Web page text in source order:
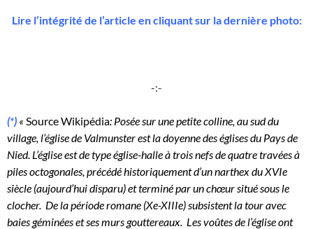
Lire l’intégrité de l’article en cliquant sur la dernière photo:
-:-
(*) « Source Wikipédia: Posée sur une petite colline, au sud du
village, l’église de Valmunster est la doyenne des églises du Pays de
Nied. L’église est de type église-halle à trois nefs de quatre travées à
piles octogonales, précédé historiquement d’un narthex du XVIe
siècle (aujourd’hui disparu) et terminé par un chœur situé sous le
clocher. De la période romane (Xe-XIIIe) subsistent la tour avec
baies géminées et ses murs gouttereaux. Les voûtes de l’église ont